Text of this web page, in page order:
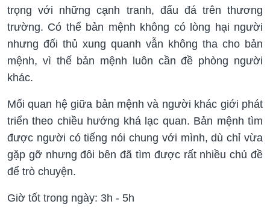
trọng với những cạnh tranh, đấu đá trên thương
trường. Có thể bản mệnh không có lòng hại người
nhưng đối thủ xung quanh vẫn không tha cho bản
mệnh, vì thế bản mệnh luôn cần đề phòng người
khác.
Mối quan hệ giữa bản mệnh và người khác giới phát
triển theo chiều hướng khá lạc quan. Bản mệnh tìm
được người có tiếng nói chung với mình, dù chỉ vừa
gặp gỡ nhưng đôi bên đã tìm được rất nhiều chủ đề
để trò chuyện.
Giờ tốt trong ngày: 3h - 5h